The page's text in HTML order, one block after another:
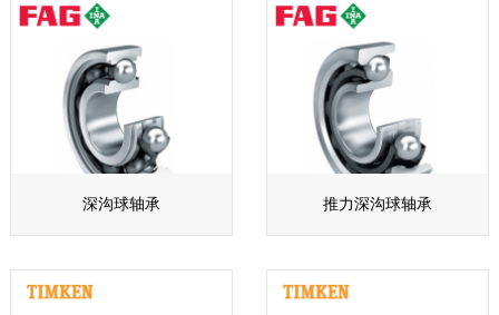
深沟球轴承 推力深沟球轴承